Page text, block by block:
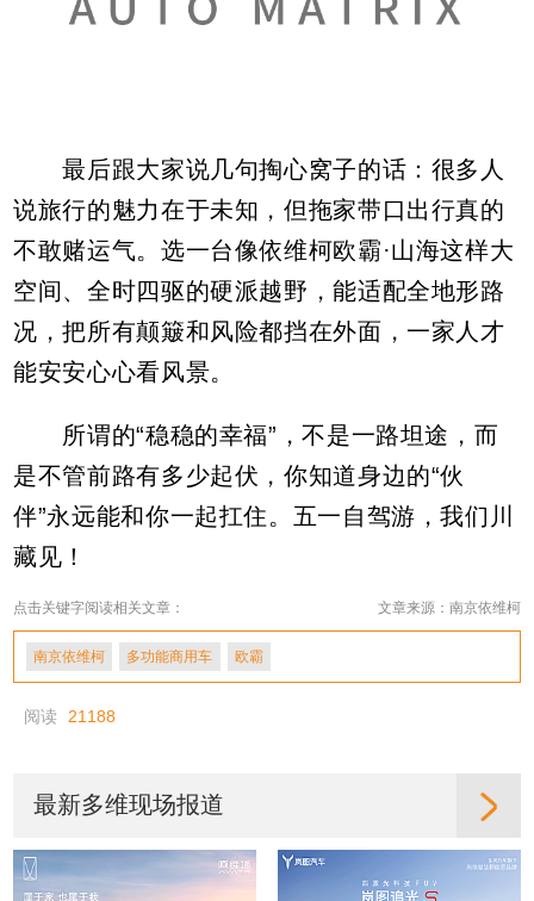
最后跟大家说几句掏心窝子的话：很多人
说旅行的魅力在于未知，但拖家带口出行真的
不敢赌运气。选一台像依维柯欧霸·山海这样大
空间、全时四驱的硬派越野，能适配全地形路
况，把所有颠簸和风险都挡在外面，一家人才
能安安心心看风景。
所谓的“稳稳的幸福”，不是一路坦途，而
是不管前路有多少起伏，你知道身边的“伙
伴”永远能和你一起扛住。五一自驾游，我们川
藏见！
点击关键字阅读相关文章： 文章来源：南京依维柯
南京依维柯 多功能商用车 欧霸
阅读 21188
最新多维现场报道